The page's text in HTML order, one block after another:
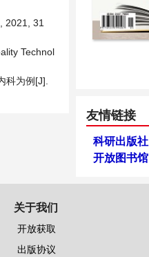
2021, 31
Technol
为例[J].
友情链接
科研出版社
开放图书馆
关于我们
开放获取
出版协议